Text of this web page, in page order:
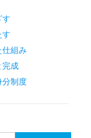
組み
成
制度